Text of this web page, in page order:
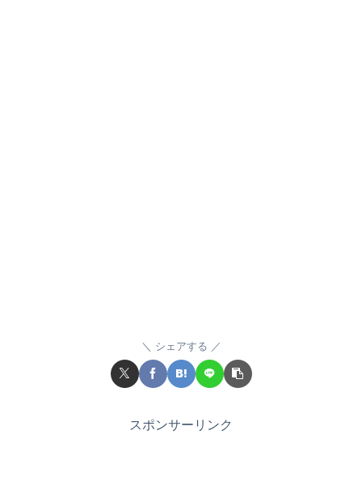
シェアする
スポンサーリンク